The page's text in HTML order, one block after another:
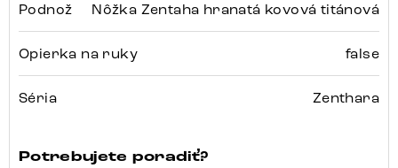
Podnož Nôžka Zentaha hranatá kovová titánová
Opierka na ruky false
Séria Zenthara
Potrebujete poradiť?